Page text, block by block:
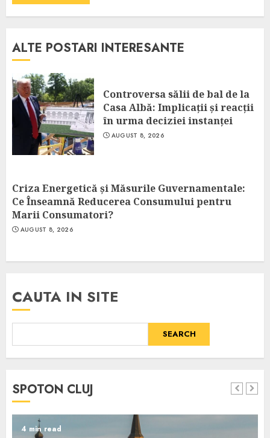
ALTE POSTARI INTERESANTE
Controversa sălii de bal de la
Casa Albă: Implicații și reacții
în urma deciziei instanței
AUGUST 8, 2026
Criza Energetică și Măsurile Guvernamentale:
Ce Înseamnă Reducerea Consumului pentru
Marii Consumatori?
AUGUST 8, 2026
CAUTA IN SITE
SEARCH
SPOTON CLUJ
4 min read